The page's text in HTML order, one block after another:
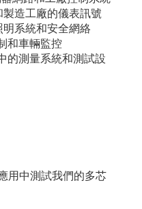
造工廠的儀表訊號
系統和安全網絡
和車輛監控
的測量系統和測試設
用中測試我們的多芯